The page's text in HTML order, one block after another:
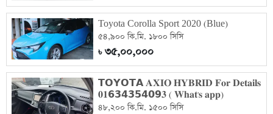
Toyota Corolla Sport 2020 (Blue)
৫৪,৯০০ কি.মি. ১৮০০ সিসি
৳৩৫,০০,০০০
𝗧𝗢𝗬𝗢𝗧𝗔 𝐀𝐗𝐈𝐎 𝐇𝐘𝐁𝐑𝐈𝐃 𝐅𝐨𝐫 𝐃𝐞𝐭𝐚𝐢𝐥𝐬
𝟎𝟏𝟲𝟯𝟰𝟯𝟱𝟰𝟬𝟵𝟑 ( 𝐖𝐡𝐚𝐭'𝐬 𝐚𝐩𝐩)
৪৮,২০০ কি.মি. ১৫০০ সিসি